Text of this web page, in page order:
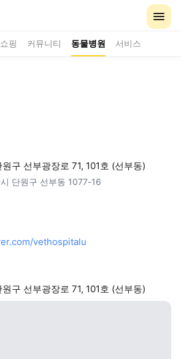
쇼핑 커뮤니티 동물병원 서비스
구 선부광장로 71, 101호 (선부동)
단원구 선부동 1077-16
vethospitalu
구 선부광장로 71, 101호 (선부동)